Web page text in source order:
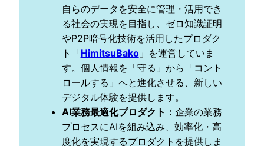
自らのデータを安全に管理・活用でき
る社会の実現を目指し、ゼロ知識証明
やP2P暗号化技術を活用したプロダク
ト「HimitsuBako」を運営していま
す。個人情報を「守る」から「コント
ロールする」へと進化させる、新しい
デジタル体験を提供します。
AI業務最適化プロダクト ： 企業の業務
プロセスにAIを組み込み、効率化・高
度化を実現するプロダクトを提供しま